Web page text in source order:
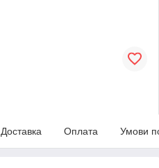
Доставка Оплата Умови